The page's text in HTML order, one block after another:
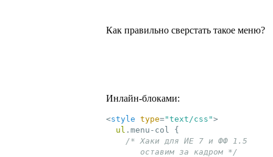
Как правильно сверстать такое меню?
Инлайн-блоками:
<style type="text/css">
ul .menu-col
{
/* Хаки для ИЕ 7 и ФФ 1.5
       оставим за кадром */